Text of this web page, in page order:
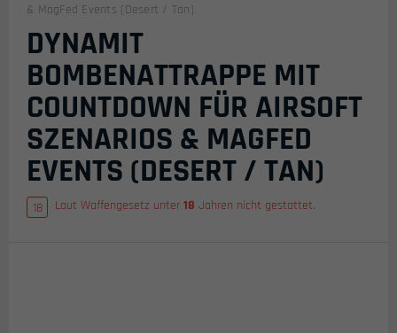
& MagFed Events (Desert / Tan)
DYNAMIT
BOMBENATTRAPPE MIT
COUNTDOWN FÜR AIRSOFT
SZENARIOS & MAGFED
EVENTS (DESERT / TAN)
Laut Waffengesetz unter 18 Jahren nicht gestattet.